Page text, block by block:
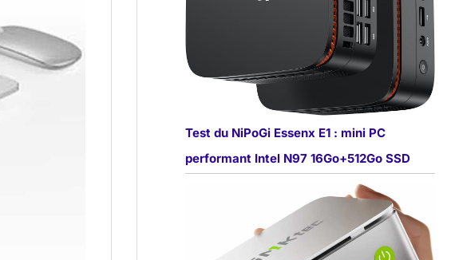
Test du NiPoGi Essenx E1 : mini PC
performant Intel N97 16Go+512Go SSD